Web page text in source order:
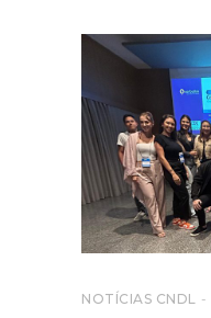
NOTÍCIAS CNDL